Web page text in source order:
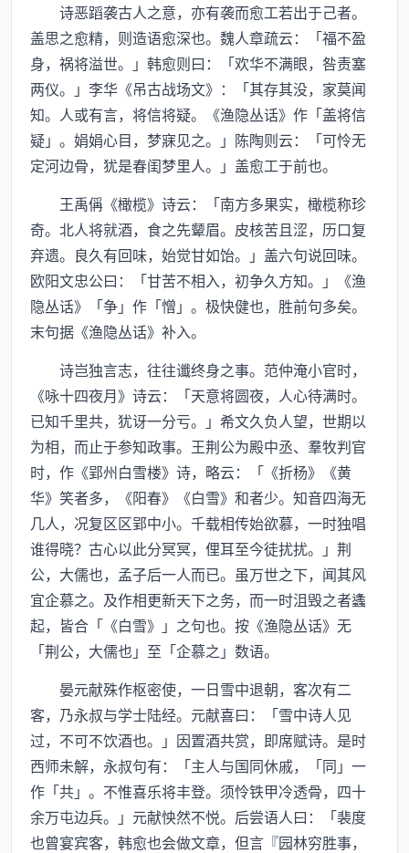
诗恶蹈袭古人之意，亦有袭而愈工若出于己者。
盖思之愈精，则造语愈深也。魏人章疏云：「福不盈
身，祸将溢世。」韩愈则曰：「欢华不满眼，咎责塞
两仪。」李华《吊古战场文》：「其存其没，家莫闻
知。人或有言，将信将疑。《渔隐丛话》作「盖将信
疑」。娟娟心目，梦寐见之。」陈陶则云：「可怜无
定河边骨，犹是春闺梦里人。」盖愈工于前也。
王禹偁《橄榄》诗云：「南方多果实，橄榄称珍
奇。北人将就酒，食之先颦眉。皮核苦且涩，历口复
弃遗。良久有回味，始觉甘如饴。」盖六句说回味。
欧阳文忠公曰：「甘苦不相入，初争久方知。」《渔
隐丛话》「争」作「憎」。极快健也，胜前句多矣。
末句据《渔隐丛话》补入。
诗岂独言志，往往谶终身之事。范仲淹小官时，
《咏十四夜月》诗云：「天意将圆夜，人心待满时。
已知千里共，犹讶一分亏。」希文久负人望，世期以
为相，而止于参知政事。王荆公为殿中丞、羣牧判官
时，作《郢州白雪楼》诗，略云：「《折杨》《黄
华》笑者多，《阳春》《白雪》和者少。知音四海无
几人，况复区区郢中小。千载相传始欲慕，一时独唱
谁得晓？古心以此分冥冥，俚耳至今徒扰扰。」荆
公，大儒也，孟子后一人而已。虽万世之下，闻其风
宜企慕之。及作相更新天下之务，而一时沮毁之者蠭
起，皆合「《白雪》」之句也。按《渔隐丛话》无
「荆公，大儒也」至「企慕之」数语。
晏元献殊作枢密使，一日雪中退朝，客次有二
客，乃永叔与学士陆经。元献喜曰：「雪中诗人见
过，不可不饮酒也。」因置酒共赏，即席赋诗。是时
西师未解，永叔句有：「主人与国同休戚，「同」一
作「共」。不惟喜乐将丰登。须怜铁甲冷透骨，四十
余万屯边兵。」元献怏然不悦。后尝语人曰：「裴度
也曾宴宾客，韩愈也会做文章，但言『园林穷胜事，